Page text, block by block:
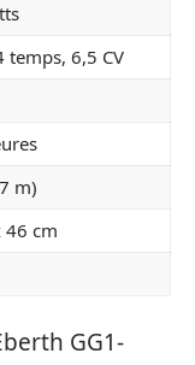
temps, 6,5 CV
m)
46 cm
GG1-